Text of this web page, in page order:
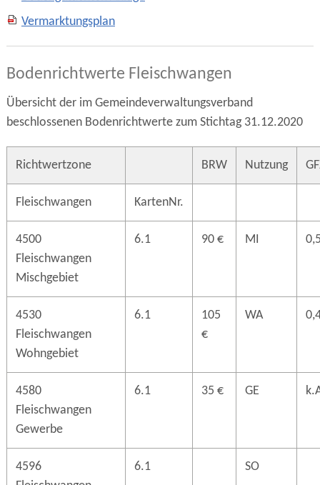
Vermarktungsplan
Bodenrichtwerte Fleischwangen
Übersicht der im Gemeindeverwaltungsverband
beschlossenen Bodenrichtwerte zum Stichtag 31.12.2020
Richtwertzone BRW Nutzung
Fleischwangen KartenNr.
4500
Fleischwangen
Mischgebiet
6.1 90 € MI
4530
Fleischwangen
Wohngebiet
6.1
105
€
WA
4580
Fleischwangen
Gewerbe
6.1 35 € GE
4596
6.1 SO